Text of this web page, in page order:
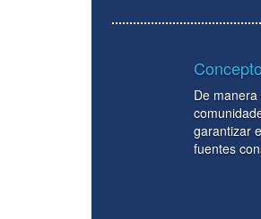
Concepto jurídico
De manera expresa, la Constitución
comunidades étnicas. Establece, ante
garantizar en el proceso la
fuentes constitucionales arriba citadas